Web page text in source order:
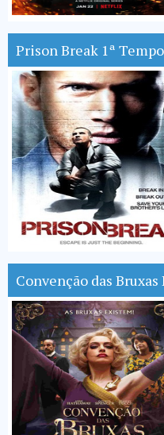
Prison Break 1ª
Convenção das